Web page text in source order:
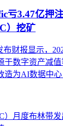
亏3.47亿押
）挖矿
布财报显示，
于数字资产减
造为AI数据中